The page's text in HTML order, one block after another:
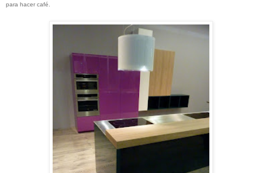
para hacer café.